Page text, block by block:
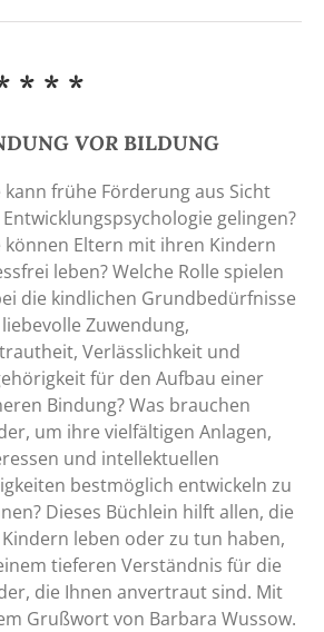
* * *
VOR BILDUNG
kann frühe Förderung aus Sicht
gelingen?
können Eltern mit ihren Kindern
leben? Welche Rolle spielen
die kindlichen Grundbedürfnisse
Zuwendung,
Verlässlichkeit und
für den Aufbau einer
Bindung? Was brauchen
um ihre vielfältigen Anlagen,
und intellektuellen
bestmöglich entwickeln zu
Dieses Büchlein hilft allen, die
leben oder zu tun haben,
tieferen Verständnis für die
die Ihnen anvertraut sind. Mit
Grußwort von Barbara Wussow.